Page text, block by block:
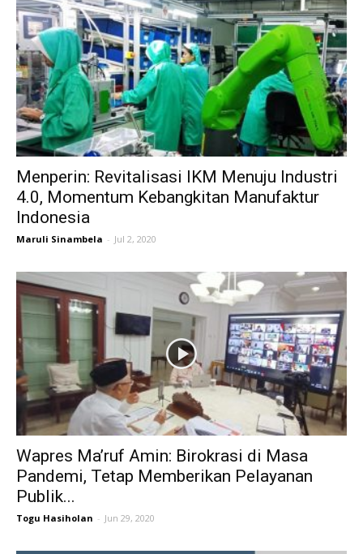
Menperin: Revitalisasi IKM Menuju Industri
4.0, Momentum Kebangkitan Manufaktur
Indonesia
Maruli Sinambela - Jul 2, 2020
Wapres Ma’ruf Amin: Birokrasi di Masa
Pandemi, Tetap Memberikan Pelayanan
Publik...
Togu Hasiholan - Jun 29, 2020